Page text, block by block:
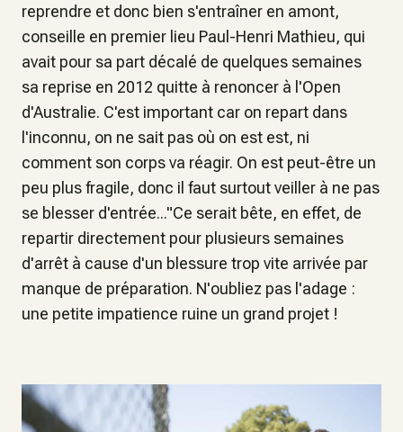
reprendre et donc bien s'entraîner en amont,
conseille en premier lieu Paul-Henri Mathieu, qui
avait pour sa part décalé de quelques semaines
sa reprise en 2012 quitte à renoncer à l'Open
d'Australie. C'est important car on repart dans
l'inconnu, on ne sait pas où on est est, ni
comment son corps va réagir. On est peut-être un
peu plus fragile, donc il faut surtout veiller à ne pas
se blesser d'entrée..."Ce serait bête, en effet, de
repartir directement pour plusieurs semaines
d'arrêt à cause d'un blessure trop vite arrivée par
manque de préparation. N'oubliez pas l'adage :
une petite impatience ruine un grand projet !